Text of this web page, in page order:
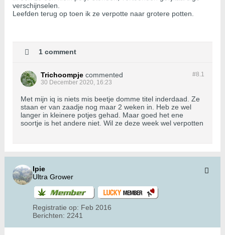
verschijnselen.
Leefden terug op toen ik ze verpotte naar grotere potten.
1 comment
#8.1
Trichoompje commented
30 December 2020, 16:23
Met mijn iq is niets mis beetje domme titel inderdaad. Ze
staan er van zaadje nog maar 2 weken in. Heb ze wel
langer in kleinere potjes gehad. Maar goed het ene
soortje is het andere niet. Wil ze deze week wel verpotten
Ipie
Ultra Grower
Registratie op: Feb 2016
Berichten: 2241